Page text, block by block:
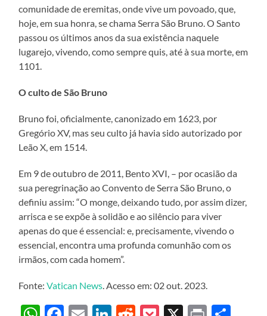
comunidade de eremitas, onde vive um povoado, que,
hoje, em sua honra, se chama Serra São Bruno. O Santo
passou os últimos anos da sua existência naquele
lugarejo, vivendo, como sempre quis, até à sua morte, em
1101.
O culto de São Bruno
Bruno foi, oficialmente, canonizado em 1623, por
Gregório XV, mas seu culto já havia sido autorizado por
Leão X, em 1514.
Em 9 de outubro de 2011, Bento XVI, – por ocasião da
sua peregrinação ao Convento de Serra São Bruno, o
definiu assim: “O monge, deixando tudo, por assim dizer,
arrisca e se expõe à solidão e ao silêncio para viver
apenas do que é essencial: e, precisamente, vivendo o
essencial, encontra uma profunda comunhão com os
irmãos, com cada homem”.
Fonte:Vatican News. Acesso em: 02 out. 2023.